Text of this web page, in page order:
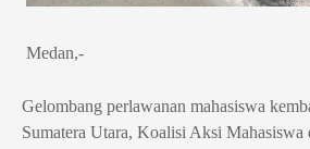
Medan,-
Gelombang perlawanan mahasiswa
Sumatera Utara, Koalisi Aksi Mahasiswa